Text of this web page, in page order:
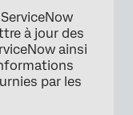
à jour des
ainsi
par les